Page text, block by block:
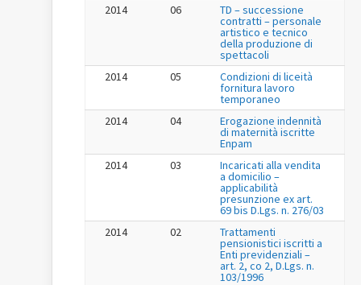
2014
06 TD – successione
contratti – personale
artistico e tecnico
della produzione di
spettacoli
2014
05 Condizioni di liceità
fornitura lavoro
temporaneo
2014
04 Erogazione indennità
di maternità iscritte
Enpam
2014
03 Incaricati alla vendita
a domicilio –
applicabilità
presunzione ex art.
69 bis D.Lgs. n. 276/03
2014
02 Trattamenti
pensionistici iscritti a
Enti previdenziali –
art. 2, co 2, D.Lgs. n.
103/1996